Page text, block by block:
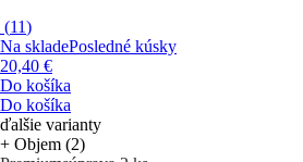
(11)
Na skladePosledné kúsky
20,40 €
Do košíka
Do košíka
ďalšie varianty
+ Objem (2)